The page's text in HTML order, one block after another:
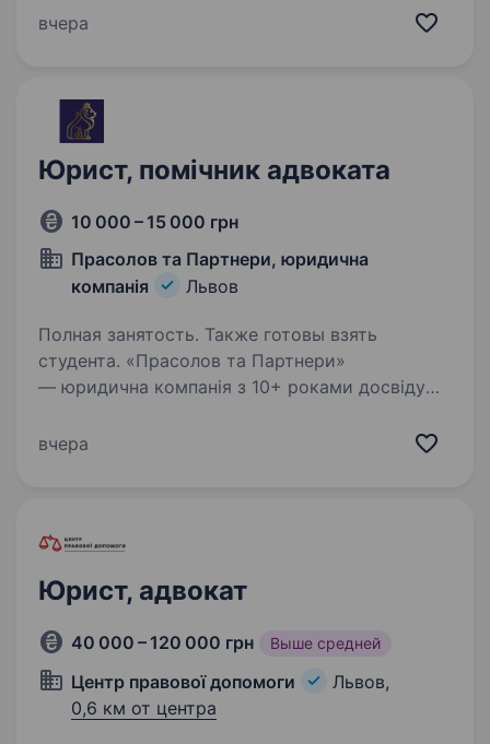
виклик. І ми шукаємо того, хто готовий
роки ми працюємо…
вчера
Юрист, помічник адвоката
10 000 – 15 000 грн
Прасолов та Партнери, юридична
компанія
Львов
Полная занятость. Также готовы взять
студента. «Прасолов та Партнери»
— юридична компанія з 10+ роками досвіду
рішень для клієнтів. Ми розвиваємо сильну
вчера
Юрист, адвокат
40 000 – 120 000 грн Выше средней
Центр правової допомоги
Львов,
0,6 км от центра